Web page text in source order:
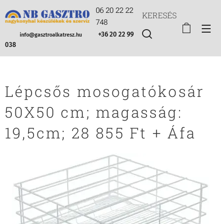
06 20 22 22
748
info@gasztroalkatresz.hu
+36 20 22 99
038
KERESÉS
Lépcsős mosogatókosár
50X50 cm; magasság:
19,5cm; 28 855 Ft + Áfa